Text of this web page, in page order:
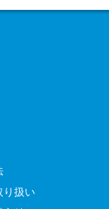
り扱い